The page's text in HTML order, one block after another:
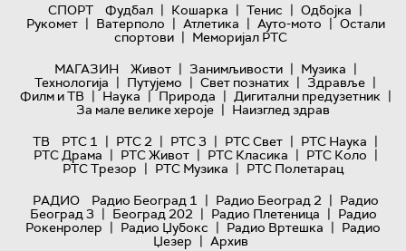
СПОРТ
Фудбал | Кошарка | Тенис | Одбојка |
Рукомет | Ватерполо | Атлетика | Ауто-мото | Остали
спортови | Меморијал РТС
МАГАЗИН
Живот | Занимљивости | Музика |
Технологијa | Путујемо | Свет познатих | Здравље |
Филм и ТВ | Наука | Природа | Дигитални предузетник |
За мале велике хероје | Наизглед здрав
ТВ
РТС 1 | РТС 2 | РТС 3 | РТС Свет | РТС Наука |
РТС Драма | РТС Живот | РТС Класика | РТС Коло |
РТС Трезор | РТС Музика | РТС Полетарац
РАДИО
Радио Београд 1 | Радио Београд 2 | Радио
Београд 3 | Београд 202 | Радио Плетеница | Радио
Рокенролер | Радио Џубокс | Радио Вртешка | Радио
Џезер | Архив